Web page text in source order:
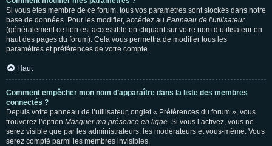
Si vous êtes membre de ce forum, tous vos paramètres sont stockés dans notre
base de données. Pour les modifier, accédez au Panneau de l’utilisateur
(généralement ce lien est accessible en cliquant sur votre nom d’utilisateur en
haut des pages du forum). Cela vous permettra de modifier tous les
paramètres et préférences de votre compte.
Haut
Comment empêcher mon nom d’apparaître dans la liste des membres
connectés ?
Depuis votre panneau de l’utilisateur, onglet « Préférences du forum », vous
trouverez l’option Masquer ma présence en ligne. Si vous l’activez, vous ne
serez visible que par les administrateurs, les modérateurs et vous-même. Vous
serez compté parmi les membres invisibles.